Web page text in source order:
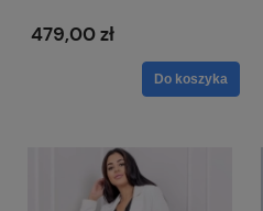
479,00 zł
Do koszyka